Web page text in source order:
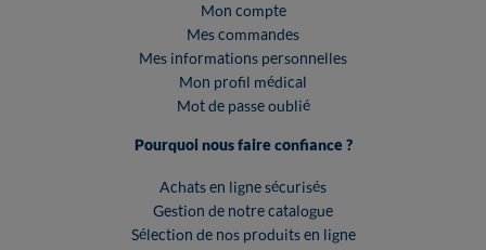
Mon compte
Mes commandes
Mes informations personnelles
Mon profil médical
Mot de passe oublié
Pourquoi nous faire confiance ?
Achats en ligne sécurisés
Gestion de notre catalogue
Sélection de nos produits en ligne